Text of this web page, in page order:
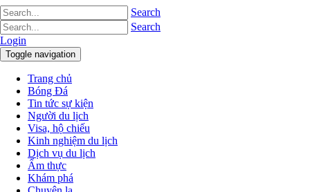
Search
Search
Login
Toggle navigation
Trang chủ
Bóng Đá
Tin tức sự kiện
Người du lịch
Visa, hộ chiếu
Kinh nghiệm du lịch
Dịch vụ du lịch
Ẩm thực
Khám phá